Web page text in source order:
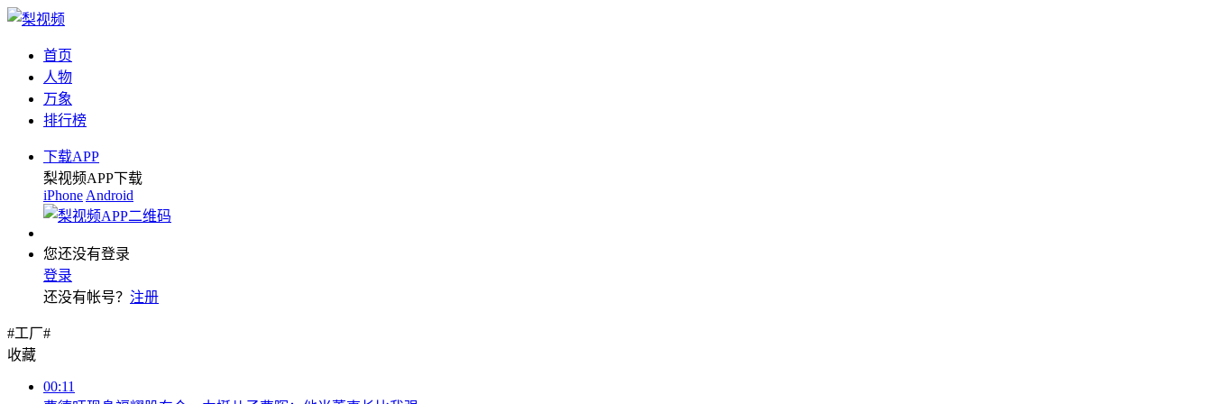
首页
人物
万象
排行榜
下载APP
梨视频APP下载
iPhone Android
您还没有登录
登录
还没有帐号？ 注册
#工厂#
收藏
00:11